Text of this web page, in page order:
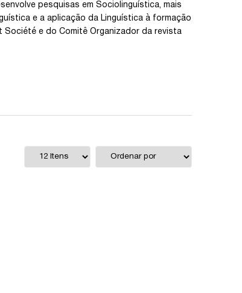
pesquisas em Sociolinguística, mais
e a aplicação da Linguística à formação
Société e do Comitê Organizador da revista